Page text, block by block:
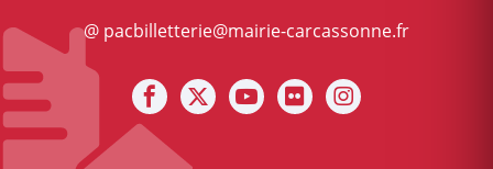
@ pacbilletterie@mairie-carcassonne.fr
Notre facebook
Notre X (ex Twitter)
Notre Chaine youtube
Notre photothèque